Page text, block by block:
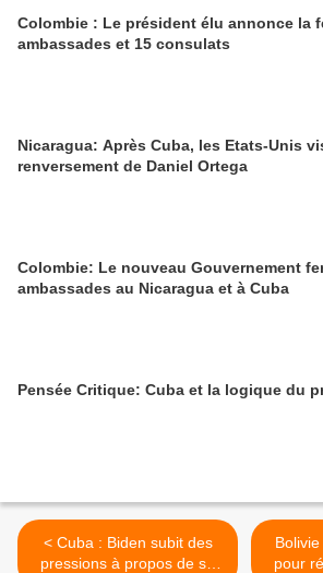
Colombie : Le président élu annonce la
ambassades et 15 consulats
Nicaragua: Après Cuba, les Etats-Unis
renversement de Daniel Ortega
Colombie: Le nouveau Gouvernement
ambassades au Nicaragua et à Cuba
Pensée Critique: Cuba et la logique
< Cuba : Biden subit des
pressions à propos de sa